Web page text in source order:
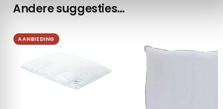
Andere suggesties…
AANBIEDING